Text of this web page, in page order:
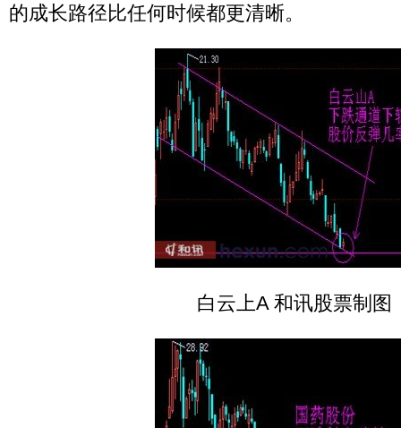
的成长路径比任何时候都更清晰。
白云上A 和讯股票制图